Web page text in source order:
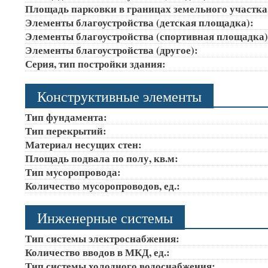
Площадь парковки в границах земельного
Элементы благоустройства (детская площадка):
Элементы благоустройства (спортивная
Элементы благоустройства (другое):
Серия, тип постройки здания:
Конструктивные элементы
Тип фундамента:
Тип перекрытий:
Материал несущих стен:
Площадь подвала по полу, кв.м:
Тип мусоропровода:
Количество мусоропроводов, ед.:
Инженерные системы
Тип системы электроснабжения:
Количество вводов в МКД, ед.: